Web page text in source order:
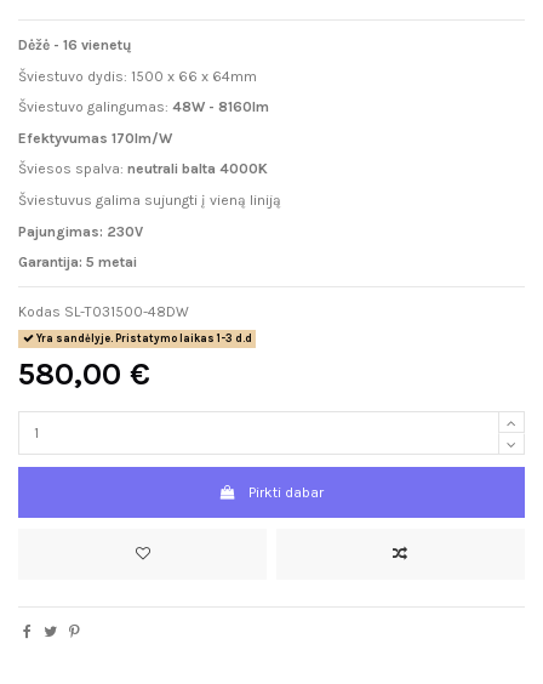
Dėžė - 16 vienetų
Šviestuvo dydis: 1500 x 66 x 64mm
Šviestuvo galingumas: 48W - 8160lm
Efektyvumas 170lm/W
Šviesos spalva: neutrali balta 4000K
Šviestuvus galima sujungti į vieną liniją
Pajungimas: 230V
Garantija: 5 metai
Kodas SL-T031500-48DW
Yra sandėlyje. Pristatymo laikas 1-3 d.d
580,00 €
Pirkti dabar